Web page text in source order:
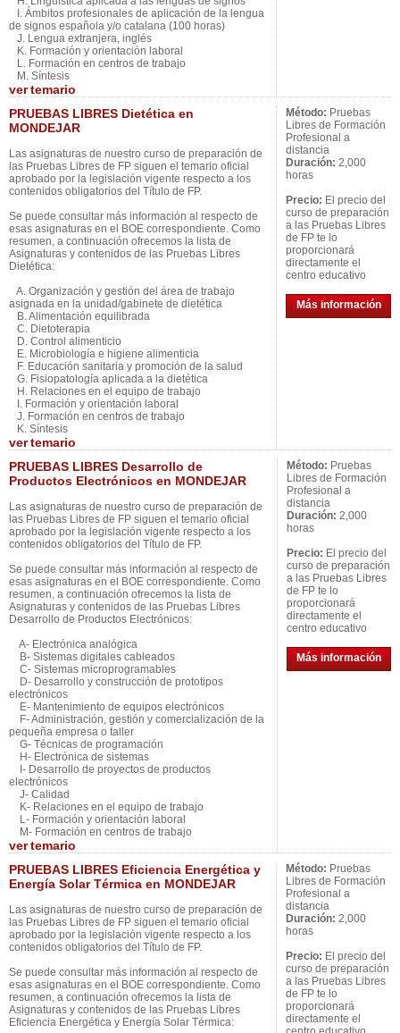
I. Ámbitos profesionales de aplicación de la lengua
de signos española y/o catalana (100 horas)
J. Lengua extranjera, inglés
K. Formación y orientación laboral
L. Formación en centros de trabajo
M. Síntesis
vertemario
PRUEBAS LIBRES Dietética en
MONDEJAR
Las asignaturas de nuestro curso de preparación de
las Pruebas Libres de FP siguen el temario oficial
aprobado por la legislación vigente respecto a los
contenidos obligatorios del Título de FP.
Se puede consultar más información al respecto de
esas asignaturas en el BOE correspondiente. Como
resumen, a continuación ofrecemos la lista de
Asignaturas y contenidos de las Pruebas Libres
Dietética:
A. Organización y gestión del área de trabajo
asignada en la unidad/gabinete de dietética
B. Alimentación equilibrada
C. Dietoterapia
D. Control alimenticio
E. Microbiología e higiene alimenticia
F. Educación sanitaria y promoción de la salud
G. Fisiopatología aplicada a la dietética
H. Relaciones en el equipo de trabajo
I. Formación y orientación laboral
J. Formación en centros de trabajo
K. Síntesis
vertemario
Método: Pruebas
Libres de Formación
Profesional a
distancia
Duración: 2,000
horas
Precio: El precio del
curso de preparación
a las Pruebas Libres
de FP te lo
proporcionará
directamente el
centro educativo
Más información
PRUEBAS LIBRES Desarrollo de
Productos Electrónicos en MONDEJAR
Las asignaturas de nuestro curso de preparación de
las Pruebas Libres de FP siguen el temario oficial
aprobado por la legislación vigente respecto a los
contenidos obligatorios del Título de FP.
Se puede consultar más información al respecto de
esas asignaturas en el BOE correspondiente. Como
resumen, a continuación ofrecemos la lista de
Asignaturas y contenidos de las Pruebas Libres
Desarrollo de Productos Electrónicos:
A- Electrónica analógica
B- Sistemas digitales cableados
C- Sistemas microprogramables
D- Desarrollo y construcción de prototipos
electrónicos
E- Mantenimiento de equipos electrónicos
F- Administración, gestión y comercialización de la
pequeña empresa o taller
G- Técnicas de programación
H- Electrónica de sistemas
I- Desarrollo de proyectos de productos
electrónicos
J- Calidad
K- Relaciones en el equipo de trabajo
L- Formación y orientación laboral
M- Formación en centros de trabajo
vertemario
Método: Pruebas
Libres de Formación
Profesional a
distancia
Duración: 2,000
horas
Precio: El precio del
curso de preparación
a las Pruebas Libres
de FP te lo
proporcionará
directamente el
centro educativo
Más información
PRUEBAS LIBRES Eficiencia Energética y
Energía Solar Térmica en MONDEJAR
Las asignaturas de nuestro curso de preparación de
las Pruebas Libres de FP siguen el temario oficial
aprobado por la legislación vigente respecto a los
contenidos obligatorios del Título de FP.
Se puede consultar más información al respecto de
esas asignaturas en el BOE correspondiente. Como
resumen, a continuación ofrecemos la lista de
Asignaturas y contenidos de las Pruebas Libres
Eficiencia Energética y Energía Solar Térmica:
Método: Pruebas
Libres de Formación
Profesional a
distancia
Duración: 2,000
horas
Precio: El precio del
curso de preparación
a las Pruebas Libres
de FP te lo
proporcionará
directamente el